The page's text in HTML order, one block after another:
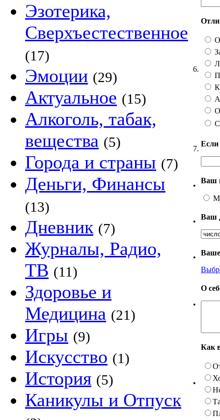
Эзотерика,
Сверхъестественное
(17)
Эмоции (29)
Актуальное (15)
Алкоголь, табак,
вещества (5)
Города и страны (7)
Деньги, Финансы
(13)
Дневник (7)
Журналы, Радио,
ТВ (11)
Здоровье и
Медицина (21)
Игры (9)
Искусство (1)
История (5)
Каникулы и Отпуск
6.
7.
•
Ваш
•
Ваш
•
Ваше
•
О
•
Как